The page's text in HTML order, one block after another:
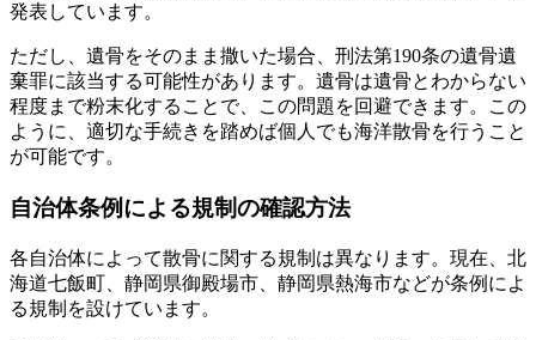
発表しています。
ただし、遺骨をそのまま撒いた場合、刑法第190条の遺骨遺
棄罪に該当する可能性があります。遺骨は遺骨とわからない
程度まで粉末化することで、この問題を回避できます。この
ように、適切な手続きを踏めば個人でも海洋散骨を行うこと
が可能です。
自治体条例による規制の確認方法
各自治体によって散骨に関する規制は異なります。現在、北
海道七飯町、静岡県御殿場市、静岡県熱海市などが条例によ
る規制を設けています。